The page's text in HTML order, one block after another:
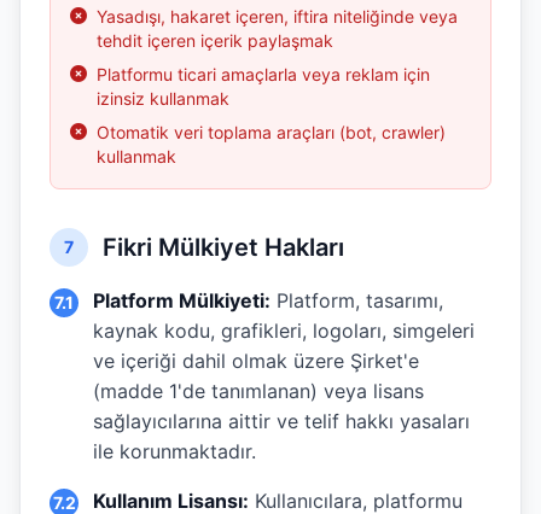
Yasadışı, hakaret içeren, iftira niteliğinde veya
tehdit içeren içerik paylaşmak
Platformu ticari amaçlarla veya reklam için
izinsiz kullanmak
Otomatik veri toplama araçları (bot, crawler)
kullanmak
7 Fikri Mülkiyet Hakları
7.1 Platform Mülkiyeti: Platform, tasarımı,
kaynak kodu, grafikleri, logoları, simgeleri
ve içeriği dahil olmak üzere Şirket'e
(madde 1'de tanımlanan) veya lisans
sağlayıcılarına aittir ve telif hakkı yasaları
ile korunmaktadır.
7.2 Kullanım Lisansı: Kullanıcılara, platformu